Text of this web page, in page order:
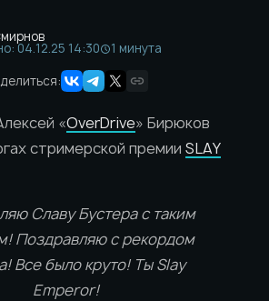
04.12.25 14:30
1 минута
«OverDrive» Бирюков
стримерской премии SLAY
Славу Бустера с таким
Поздравляю с рекордом
Все было круто! Ты Slay
Emperor!